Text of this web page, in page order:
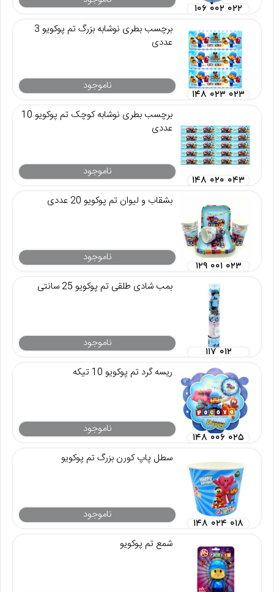
۱۰۶ ۰۰۲ ۰۲۲
برچسب بطری نوشابه بزرگ تم پوکویو 3
عددی
ناموجود
۱۴۸ ۰۲۳ ۰۲۳
برچسب بطری نوشابه کوچک تم پوکویو 10
عددی
ناموجود
۱۴۸ ۰۲۰ ۰۴۳
بشقاب و لیوان تم پوکویو 20 عددی
ناموجود
۱۲۹ ۰۰۱ ۰۲۳
بمب شادی طلقی تم پوکویو 25 سانتی
ناموجود
۱۱۷ ۰۱۲
ریسه گرد تم پوکویو 10 تیکه
ناموجود
۱۴۸ ۰۰۶ ۰۲۵
سطل پاپ کورن بزرگ تم پوکویو
ناموجود
۱۴۸ ۰۲۴ ۰۱۸
شمع تم پوکویو